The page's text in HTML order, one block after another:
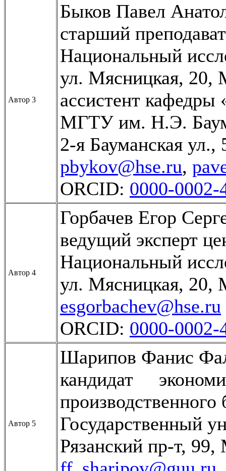
Автор 3
Быков Павел
старший
Национальный
ул. Мясницкая, 20,
ассистент
МГТУ им. Н.Э.
2-я Бауманская
pbykov@hse.ru,
ORCID: 0000-0002-
Автор 4
Горбачев Егор
ведущий эксперт
Национальный
ул. Мясницкая, 20,
esgorbachev@hse.ru
ORCID: 0000-0002-
Автор 5
Шарипов Фанис
кандидат
производственного
Государственный
Рязанский пр-т,